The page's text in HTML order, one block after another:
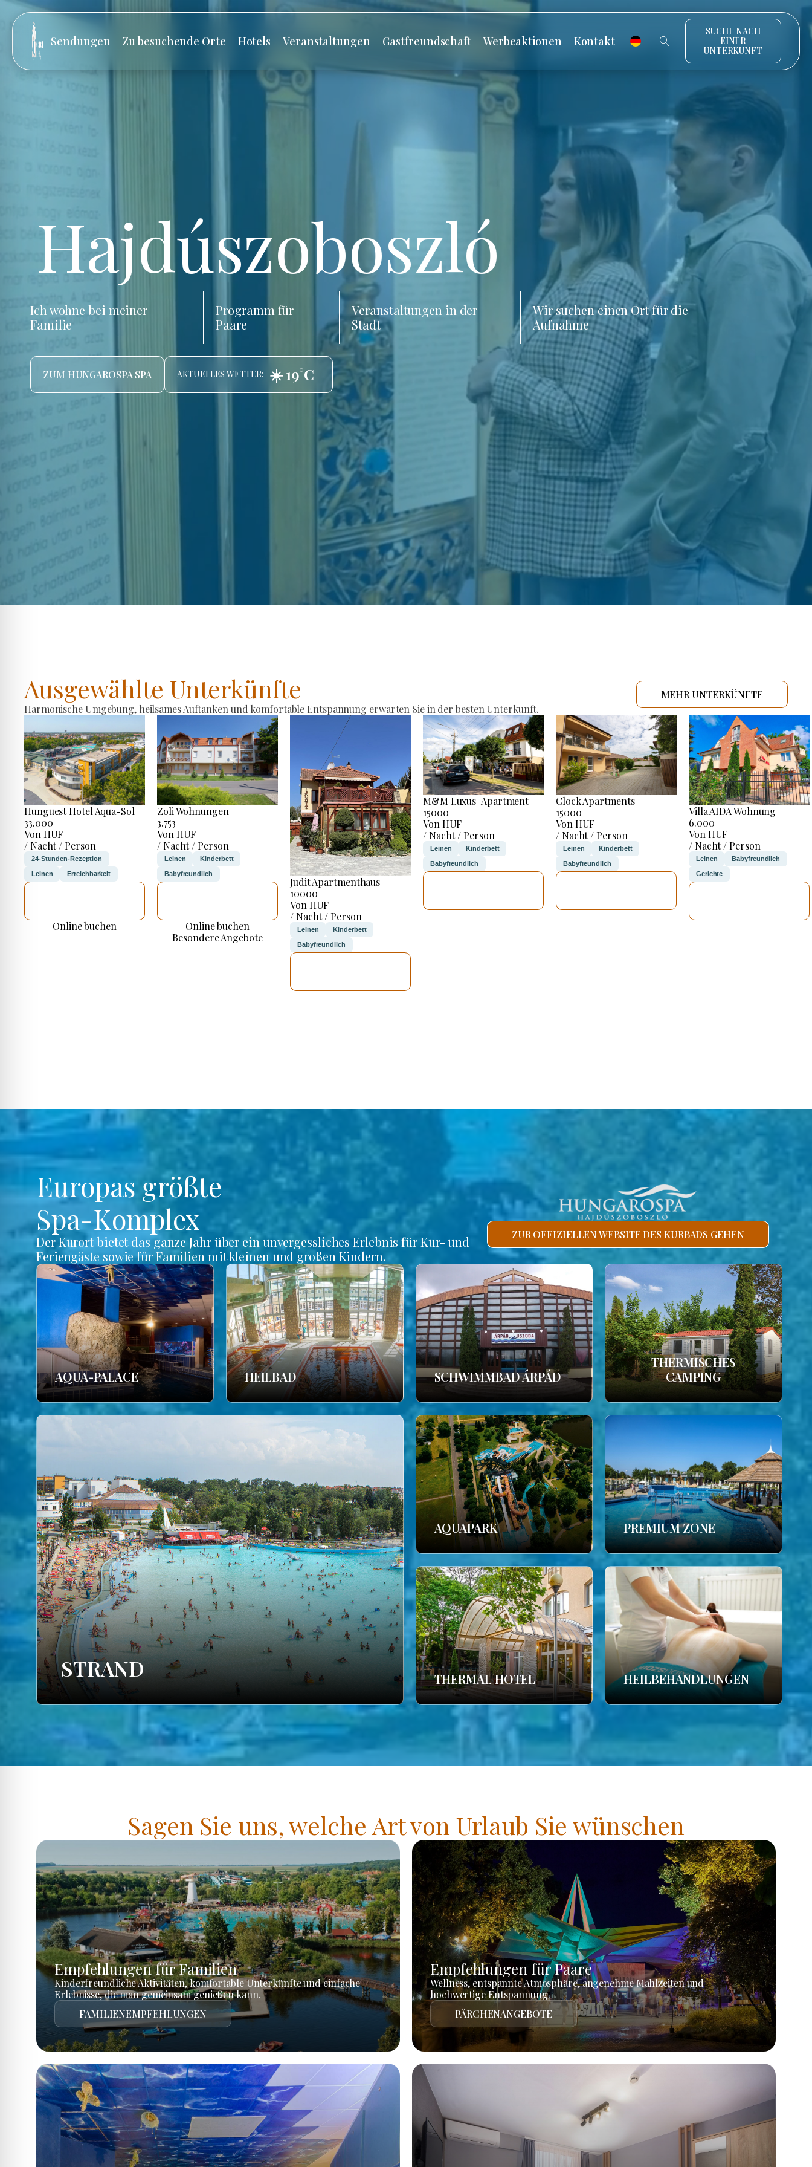
Sendungen Zu besuchende Orte Hotels Veranstaltungen Gastfreundschaft Werbeaktionen Kontakt
SUCHE NACH
EINER
UNTERKUNFT
Hajdúszoboszló
Ich wohne bei meiner
Familie
Programm für
Paare
Veranstaltungen in der
Stadt
Wir suchen einen Ort für die
Aufnahme
ZUM HUNGAROSPA SPA AKTUELLES WETTER: ☀️ 19°C
Ausgewählte Unterkünfte
Harmonische Umgebung, heilsames Auftanken und komfortable Entspannung erwarten Sie in der besten Unterkunft.
MEHR UNTERKÜNFTE
Hunguest Hotel Aqua-Sol
33.000
Von HUF
/ Nacht / Person
24-Stunden-Rezeption
Leinen Erreichbarkeit
Online buchen
Zoli Wohnungen
3.753
Von HUF
/ Nacht / Person
Leinen Kinderbett
Babyfreundlich
Online buchen
Besondere Angebote
Judit Apartmenthaus
10000
Von HUF
/ Nacht / Person
Leinen Kinderbett
Babyfreundlich
M&M Luxus-Apartment
15000
Von HUF
/ Nacht / Person
Leinen Kinderbett
Babyfreundlich
Clock Apartments
15000
Von HUF
/ Nacht / Person
Leinen Kinderbett
Babyfreundlich
Villa AIDA Wohnung
6.000
Von HUF
/ Nacht / Person
Leinen Babyfreundlich
Gerichte
Europas größte
Spa-Komplex
Der Kurort bietet das ganze Jahr über ein unvergessliches Erlebnis für Kur- und
Feriengäste sowie für Familien mit kleinen und großen Kindern.
ZUR OFFIZIELLEN WEBSITE DES KURBADS GEHEN
AQUA-PALACE HEILBAD SCHWIMMBAD ÁRPÁD
THERMISCHES
CAMPING
STRAND
AQUAPARK PREMIUM ZONE
THERMAL HOTEL HEILBEHANDLUNGEN
Sagen Sie uns, welche Art von Urlaub Sie wünschen
Empfehlungen für Familien
Kinderfreundliche Aktivitäten, komfortable Unterkünfte und einfache
Erlebnisse, die man gemeinsam genießen kann.
FAMILIENEMPFEHLUNGEN
Empfehlungen für Paare
Wellness, entspannte Atmosphäre, angenehme Mahlzeiten und
hochwertige Entspannung.
PÄRCHENANGEBOTE